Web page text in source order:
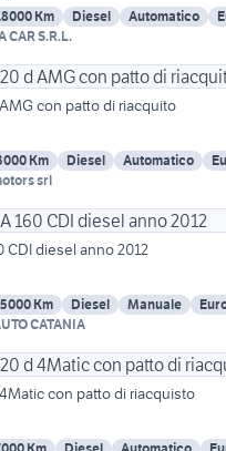
Km Diesel Automatico
CAR S.R.L.
con patto di riacquito
Km Diesel Automatico
srl
diesel anno 2012
Km Diesel Manuale
CATANIA
con patto di riacquisto